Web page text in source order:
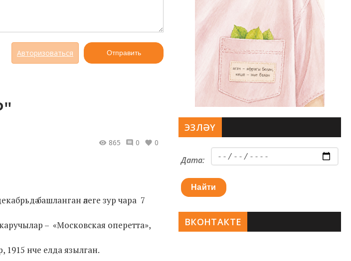
Авторизоваться Отправить
865 0 0
башланган әлеге зур чара 7
– «Московская оперетта»,
1915 нче елда язылган.
ЭЗЛӘҮ
Дата:
Найти
ВКОНТАКТЕ